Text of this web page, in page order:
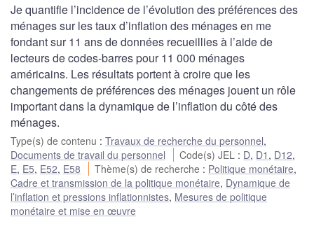
Je quantifie l’incidence de l’évolution des préférences des
ménages sur les taux d’inflation des ménages en me
fondant sur 11 ans de données recueillies à l’aide de
lecteurs de codes-barres pour 11 000 ménages
américains. Les résultats portent à croire que les
changements de préférences des ménages jouent un rôle
important dans la dynamique de l’inflation du côté des
ménages.
Type(s) de contenu : Travaux de recherche du personnel,
Documents de travail du personnel
Code(s) JEL : D, D1 , D12,
E, E5, E52, E58 Thème(s) de recherche : Politique monétaire,
Cadre et transmission de la politique monétaire, Dynamique de
l’inflation et pressions inflationnistes, Mesures de politique
monétaire et mise en œuvre